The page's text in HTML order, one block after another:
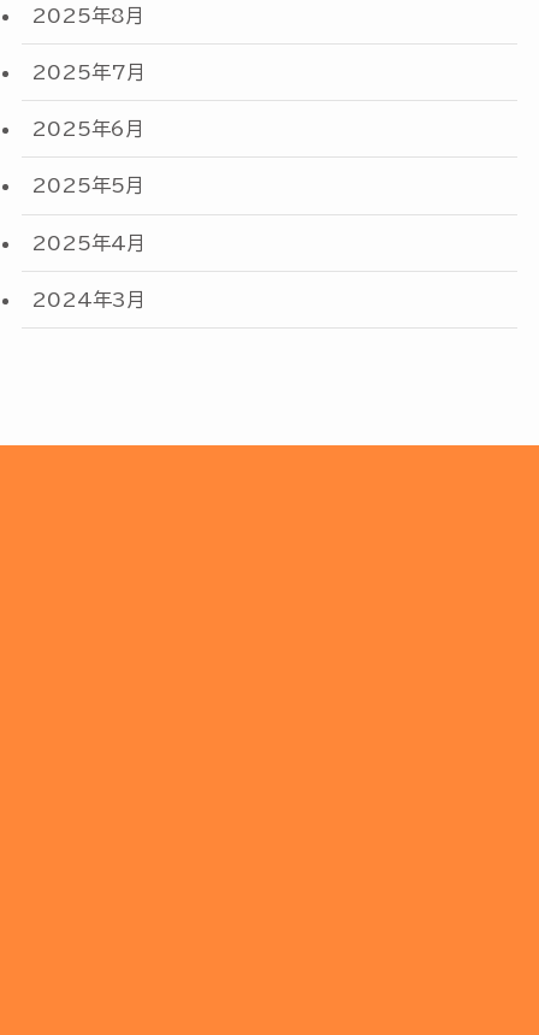
2025年8月
2025年7月
2025年6月
2025年5月
2025年4月
2024年3月